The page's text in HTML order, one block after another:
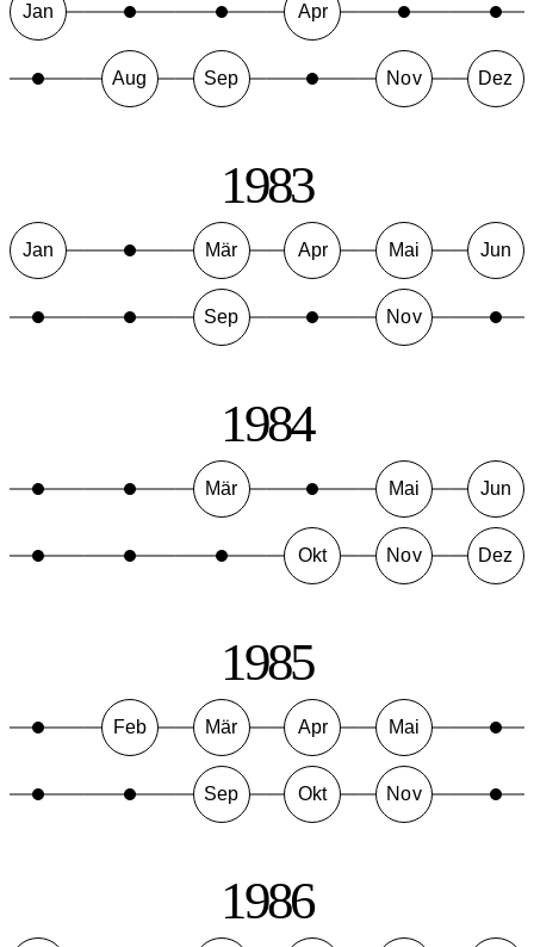
Jan Apr
Aug Sep Nov Dez
1983
Jan Mär Apr Mai Jun
Sep Nov
1984
Mär Mai Jun
Okt Nov Dez
1985
Feb Mär Apr Mai
Sep Okt Nov
1986